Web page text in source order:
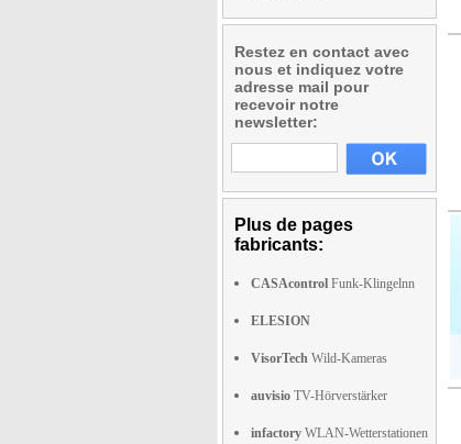
Restez en contact avec
nous et indiquez votre
adresse mail pour
recevoir notre
newsletter:
Plus de pages
fabricants:
CASAcontrol Funk-Klingelnn
ELESION
VisorTech Wild-Kameras
auvisio TV-Hörverstärker
infactory WLAN-Wetterstationen